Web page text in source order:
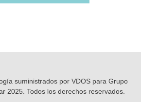
suministrados por VDOS para Grupo
2025. Todos los derechos reservados.